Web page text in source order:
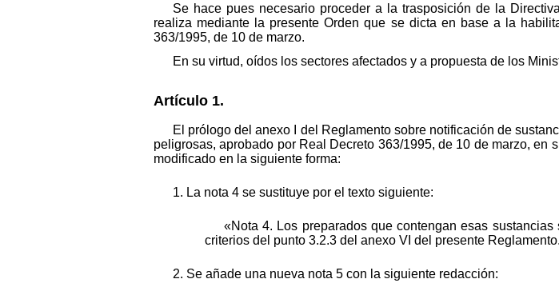
Se hace pues necesario proceder a la trasposición de la
realiza mediante la presente Orden que se dicta en base a la
363/1995, de 10 de marzo.
En su virtud, oídos los sectores afectados y a propuesta de los
Artículo 1.
El prólogo del anexo I del Reglamento sobre notificación de
peligrosas, aprobado por Real Decreto 363/1995, de 10 de marzo,
modificado en la siguiente forma:
1. La nota 4 se sustituye por el texto siguiente:
«Nota 4. Los preparados que contengan esas
criterios del punto 3.2.3 del anexo VI del presente
2. Se añade una nueva nota 5 con la siguiente redacción: